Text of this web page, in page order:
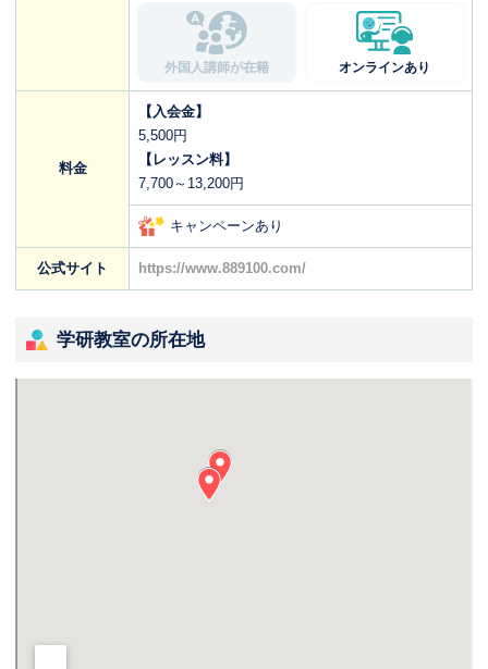
外国人講師が在籍 オンラインあり
料金
【入会金】
5,500円
【レッスン料】
7,700～13,200円
キャンペーンあり
公式サイト https://www.889100.com/
学研教室の所在地